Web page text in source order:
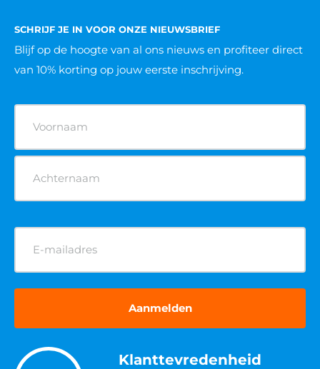
SCHRIJF JE IN VOOR ONZE NIEUWSBRIEF
Blijf op de hoogte van al ons nieuws en profiteer direct
van 10% korting op jouw eerste inschrijving.
(Vereist)
E-
mailadres
(Vereist)
Klanttevredenheid